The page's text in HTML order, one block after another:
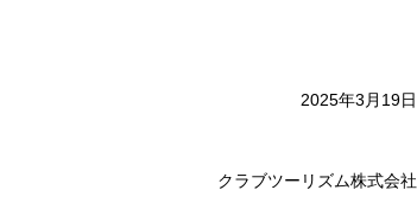
2025年3月19日
クラブツーリズム株式会社